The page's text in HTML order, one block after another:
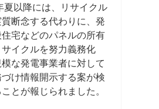
夏以降には、リサイクル
断念する代わりに、発
宅などのパネルの所有
イクルを努力義務化
な発電事業者に対して
け情報開示する案が検
とが報じられました。